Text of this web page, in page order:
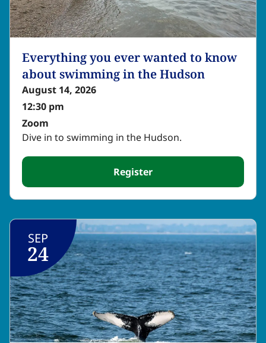
Everything you ever wanted to know
about swimming in the Hudson​​​​‌ ‍ ​‍​‍‌‍ ‌ ​‍‌‍‍‌‌‍‌ ‌‍‍‌‌‍ ‍​‍​‍​ ‍‍​‍​‍‌ ​ ‌‍​‌‌‍ ‍‌‍‍‌‌ ‌​‌ ‍‌​‍ ‍‌‍‍‌‌‍ ​‍​‍​‍ ​​‍​‍‌‍‍​‌ ​‍‌‍‌‌‌‍‌‍​‍​‍​ ‍‍​‍​‍‌‍‍​‌ ‌​‌ ‌​‌ ​​‌ ​ ​ ‍‍​‍ ​‍ ‌‍​ ‌‍ ‌‌ ​ ​‍ ‍‌‍ ‌‌‍​‌‌‍‍‌‌‍ ‍​‍ ‍​ ​‍​ ​​​ ​‍​ ‌​‌ ​‍‌‍‌‌‌‍‌​‌‍‌‌‌ ​ ‌‍‍‌‌‍‌ ‌‍ ‍​‍ ‍‌ ​‍‌‍‍‌‌ ‌‍‌‍‌‌‌ ​‍‌‍‍ ‌‍‌‌‌‍‌‌‌ ​​‌‍‌‌‌ ​‍​‍ ‍‌‍ ‌ ​‍‌‍‌ ​‍ ‌‍‍‌‌‍ ‍‌ ‌​‌‍‌‌‌‍ ‍‌ ‌​​‍ ‌‍‌‌‌‍‌​‌‍‍‌‌ ‌​​‍ ‌‍ ‌‌‍ ‌‍‌​‌‍‌‌​ ‌‌ ​​‌ ​‍‌‍‌‌‌ ​ ‌‍‌‌‌‍ ‍‌ ‌​‌‍​‌‌ ‌​‌‍‍‌‌‍ ‌‍ ‍​ ‍ ‌‍‍‌‌‍‌​​ ‌‌‍​ ​ ​‌‌‍‌​​ ‍‌‌‍​‍​ ‌‍​ ‌‍​ ​​​‍ ‌​ ‌​‌‍​‌‌‍​‌‌‍‌​​‍ ‌​ ‌​​ ​‌​ ‍‌‌‍​ ​‍ ‌​ ‍​‌‍​ ​ ​‌‌‍​ ​‍ ‌‌‍‌‍‌‍​‍​ ​‌​ ‍‌​ ‌ ​ ​‌​ ​‌​ ‌‍‌‍​ ‌‍‌‍​ ‌ ​ ‍​​ ‍ ‌ ‌​‌ ‍‌‌ ​​‌‍‌‌​ ‌‌‍‌‌‌ ‌‍‌‍‌‌‌‍ ‍‌ ‌​​ ‍ ‌ ​​‌‍​‌‌ ‌​‌‍‍​​ ‌‌ ‌​‌‍‍‌‌ ‌​‌‍ ​‌‍‌‌​ ‌‍​‍‌‍​‌‌ ​ ‌‍‌‌‌‌‌‌‌ ​‍‌‍ ​​ ‌‌‍‍​‌ ‌​‌ ‌​‌ ​​‌ ​ ​‍‌‌​ ​ ‌​​‌​‍‌‌​ ​‍‌​‌‍​‍‌‌​ ​‍‌​‌‍‌‍​ ‌‍ ‌‌ ​ ​‍ ‍‌‍ ‌‌‍​‌‌‍‍‌‌‍ ‍​‍ ‍​ ​‍​ ​​​ ​‍​ ‌​‌ ​‍‌‍‌‌‌‍‌​‌‍‌‌‌ ​ ‌‍‍‌‌‍‌ ‌‍ ‍​‍ ‍‌ ​‍‌‍‍‌‌ ‌‍‌‍‌‌‌ ​‍‌‍‍ ‌‍‌‌‌‍‌‌‌ ​​‌‍‌‌‌ ​‍​‍ ‍‌‍ ‌ ​‍‌‍‌ ​‍‌‍‌‍‍‌‌‍‌​​ ‌‌‍​ ​ ​‌‌‍‌​​ ‍‌‌‍​‍​ ‌‍​ ‌‍​ ​​​‍ ‌​ ‌​‌‍​‌‌‍​‌‌‍‌​​‍ ‌​ ‌​​ ​‌​ ‍‌‌‍​ ​‍ ‌​ ‍​‌‍​ ​ ​‌‌‍​ ​‍ ‌‌‍‌‍‌‍​‍​ ​‌​ ‍‌​ ‌ ​ ​‌​ ​‌​ ‌‍‌‍​ ‌‍‌‍​ ‌ ​ ‍​​‍‌‍‌ ‌​‌ ‍‌‌ ​​‌‍‌‌​ ‌‌‍‌‌‌ ‌‍‌‍‌‌‌‍ ‍‌ ‌​​‍‌‍‌ ​​‌‍​‌‌ ‌​‌‍‍​​ ‌‌ ‌​‌‍‍‌‌ ‌​‌‍ ​‌‍‌‌​‍‌‍‌ ​​‌‍‌‌‌ ​‍‌ ​ ‌ ​​‌‍‌‌‌‍​ ‌ ‌​‌‍‍‌‌ ‌‍‌‍‌‌​ ‌‌ ​​‌ ‌‌‌‍​‍‌‍ ​‌‍‍‌‌ ​ ‌‍‍​‌‍‌‌‌‍‌​​‍​‍‌ ‌
August 14, 2026
12:30 pm​​​​‌ ‍ ​‍​‍‌‍ ‌ ​‍‌‍‍‌‌‍‌ ‌‍‍‌‌‍ ‍​‍​‍​ ‍‍​‍​‍‌ ​ ‌‍​‌‌‍ ‍‌‍‍‌‌ ‌​‌ ‍‌​‍ ‍‌‍‍‌‌‍ ​‍​‍​‍ ​​‍​‍‌‍‍​‌ ​‍‌‍‌‌‌‍‌‍​‍​‍​ ‍‍​‍​‍‌‍‍​‌ ‌​‌ ‌​‌ ​​‌ ​ ​ ‍‍​‍ ​‍ ‌‍​ ‌‍ ‌‌ ​ ​‍ ‍‌‍ ‌‌‍​‌‌‍‍‌‌‍ ‍​‍ ‍​ ​‍​ ​​​ ​‍​ ‌​‌ ​‍‌‍‌‌‌‍‌​‌‍‌‌‌ ​ ‌‍‍‌‌‍‌ ‌‍ ‍​‍ ‍‌ ​‍‌‍‍‌‌ ‌‍‌‍‌‌‌ ​‍‌‍‍ ‌‍‌‌‌‍‌‌‌ ​​‌‍‌‌‌ ​‍​‍ ‍‌‍ ‌ ​‍‌‍‌ ​‍ ‌‍‍‌‌‍ ‍‌ ‌​‌‍‌‌‌‍ ‍‌ ‌​​‍ ‌‍‌‌‌‍‌​‌‍‍‌‌ ‌​​‍ ‌‍ ‌‌‍ ‌‍‌​‌‍‌‌​ ‌‌ ​​‌ ​‍‌‍‌‌‌ ​ ‌‍‌‌‌‍ ‍‌ ‌​‌‍​‌‌ ‌​‌‍‍‌‌‍ ‌‍ ‍​ ‍ ‌‍‍‌‌‍‌​​ ‌‌‍​ ​ ​‌‌‍‌​​ ‍‌‌‍​‍​ ‌‍​ ‌‍​ ​​​‍ ‌​ ‌​‌‍​‌‌‍​‌‌‍‌​​‍ ‌​ ‌​​ ​‌​ ‍‌‌‍​ ​‍ ‌​ ‍​‌‍​ ​ ​‌‌‍​ ​‍ ‌‌‍‌‍‌‍​‍​ ​‌​ ‍‌​ ‌ ​ ​‌​ ​‌​ ‌‍‌‍​ ‌‍‌‍​ ‌ ​ ‍​​ ‍ ‌ ‌​‌ ‍‌‌ ​​‌‍‌‌​ ‌‌‍‌‌‌ ‌‍‌‍‌‌‌‍ ‍‌ ‌​​ ‍ ‌ ​​‌‍​‌‌ ‌​‌‍‍​​ ‌‌ ​ ‌ ‌​‌‍​‌‌ ​‍‌ ‌​‌‌‌​‌‍‍‌‌‍ ‌‌‍‌‌​ ‌‍​‍‌‍​‌‌ ​ ‌‍‌‌‌‌‌‌‌ ​‍‌‍ ​​ ‌‌‍‍​‌ ‌​‌ ‌​‌ ​​‌ ​ ​‍‌‌​ ​ ‌​​‌​‍‌‌​ ​‍‌​‌‍​‍‌‌​ ​‍‌​‌‍‌‍​ ‌‍ ‌‌ ​ ​‍ ‍‌‍ ‌‌‍​‌‌‍‍‌‌‍ ‍​‍ ‍​ ​‍​ ​​​ ​‍​ ‌​‌ ​‍‌‍‌‌‌‍‌​‌‍‌‌‌ ​ ‌‍‍‌‌‍‌ ‌‍ ‍​‍ ‍‌ ​‍‌‍‍‌‌ ‌‍‌‍‌‌‌ ​‍‌‍‍ ‌‍‌‌‌‍‌‌‌ ​​‌‍‌‌‌ ​‍​‍ ‍‌‍ ‌ ​‍‌‍‌ ​‍‌‍‌‍‍‌‌‍‌​​ ‌‌‍​ ​ ​‌‌‍‌​​ ‍‌‌‍​‍​ ‌‍​ ‌‍​ ​​​‍ ‌​ ‌​‌‍​‌‌‍​‌‌‍‌​​‍ ‌​ ‌​​ ​‌​ ‍‌‌‍​ ​‍ ‌​ ‍​‌‍​ ​ ​‌‌‍​ ​‍ ‌‌‍‌‍‌‍​‍​ ​‌​ ‍‌​ ‌ ​ ​‌​ ​‌​ ‌‍‌‍​ ‌‍‌‍​ ‌ ​ ‍​​‍‌‍‌ ‌​‌ ‍‌‌ ​​‌‍‌‌​ ‌‌‍‌‌‌ ‌‍‌‍‌‌‌‍ ‍‌ ‌​​‍‌‍‌ ​​‌‍​‌‌ ‌​‌‍‍​​ ‌‌ ​ ‌ ‌​‌‍​‌‌ ​‍‌ ‌​‌‌‌​‌‍‍‌‌‍ ‌‌‍‌‌​‍‌‍‌ ​​‌‍‌‌‌ ​‍‌ ​ ‌ ​​‌‍‌‌‌‍​ ‌ ‌​‌‍‍‌‌ ‌‍‌‍‌‌​ ‌‌ ​​‌ ‌‌‌‍​‍‌‍ ​‌‍‍‌‌ ​ ‌‍‍​‌‍‌‌‌‍‌​​‍​‍‌ ‌
Zoom​​​​‌ ‍ ​‍​‍‌‍ ‌ ​‍‌‍‍‌‌‍‌ ‌‍‍‌‌‍ ‍​‍​‍​ ‍‍​‍​‍‌ ​ ‌‍​‌‌‍ ‍‌‍‍‌‌ ‌​‌ ‍‌​‍ ‍‌‍‍‌‌‍ ​‍​‍​‍ ​​‍​‍‌‍‍​‌ ​‍‌‍‌‌‌‍‌‍​‍​‍​ ‍‍​‍​‍‌‍‍​‌ ‌​‌ ‌​‌ ​​‌ ​ ​ ‍‍​‍ ​‍ ‌‍​ ‌‍ ‌‌ ​ ​‍ ‍‌‍ ‌‌‍​‌‌‍‍‌‌‍ ‍​‍ ‍​ ​‍​ ​​​ ​‍​ ‌​‌ ​‍‌‍‌‌‌‍‌​‌‍‌‌‌ ​ ‌‍‍‌‌‍‌ ‌‍ ‍​‍ ‍‌ ​‍‌‍‍‌‌ ‌‍‌‍‌‌‌ ​‍‌‍‍ ‌‍‌‌‌‍‌‌‌ ​​‌‍‌‌‌ ​‍​‍ ‍‌‍ ‌ ​‍‌‍‌ ​‍ ‌‍‍‌‌‍ ‍‌ ‌​‌‍‌‌‌‍ ‍‌ ‌​​‍ ‌‍‌‌‌‍‌​‌‍‍‌‌ ‌​​‍ ‌‍ ‌‌‍ ‌‍‌​‌‍‌‌​ ‌‌ ​​‌ ​‍‌‍‌‌‌ ​ ‌‍‌‌‌‍ ‍‌ ‌​‌‍​‌‌ ‌​‌‍‍‌‌‍ ‌‍ ‍​ ‍ ‌‍‍‌‌‍‌​​ ‌‌‍​ ​ ​‌‌‍‌​​ ‍‌‌‍​‍​ ‌‍​ ‌‍​ ​​​‍ ‌​ ‌​‌‍​‌‌‍​‌‌‍‌​​‍ ‌​ ‌​​ ​‌​ ‍‌‌‍​ ​‍ ‌​ ‍​‌‍​ ​ ​‌‌‍​ ​‍ ‌‌‍‌‍‌‍​‍​ ​‌​ ‍‌​ ‌ ​ ​‌​ ​‌​ ‌‍‌‍​ ‌‍‌‍​ ‌ ​ ‍​​ ‍ ‌ ‌​‌ ‍‌‌ ​​‌‍‌‌​ ‌‌‍‌‌‌ ‌‍‌‍‌‌‌‍ ‍‌ ‌​​ ‍ ‌ ​​‌‍​‌‌ ‌​‌‍‍​​ ‌‌‍ ​‌‍ ‌‍​ ‌‍​‌‌ ‌​‌‍‍‌‌‍ ‌‍ ‍​‍ ‍‌ ‌​‌‍‍‌‌ ‌​‌‍ ​‌‍‌‌​ ‌‍​‍‌‍​‌‌ ​ ‌‍‌‌‌‌‌‌‌ ​‍‌‍ ​​ ‌‌‍‍​‌ ‌​‌ ‌​‌ ​​‌ ​ ​‍‌‌​ ​ ‌​​‌​‍‌‌​ ​‍‌​‌‍​‍‌‌​ ​‍‌​‌‍‌‍​ ‌‍ ‌‌ ​ ​‍ ‍‌‍ ‌‌‍​‌‌‍‍‌‌‍ ‍​‍ ‍​ ​‍​ ​​​ ​‍​ ‌​‌ ​‍‌‍‌‌‌‍‌​‌‍‌‌‌ ​ ‌‍‍‌‌‍‌ ‌‍ ‍​‍ ‍‌ ​‍‌‍‍‌‌ ‌‍‌‍‌‌‌ ​‍‌‍‍ ‌‍‌‌‌‍‌‌‌ ​​‌‍‌‌‌ ​‍​‍ ‍‌‍ ‌ ​‍‌‍‌ ​‍‌‍‌‍‍‌‌‍‌​​ ‌‌‍​ ​ ​‌‌‍‌​​ ‍‌‌‍​‍​ ‌‍​ ‌‍​ ​​​‍ ‌​ ‌​‌‍​‌‌‍​‌‌‍‌​​‍ ‌​ ‌​​ ​‌​ ‍‌‌‍​ ​‍ ‌​ ‍​‌‍​ ​ ​‌‌‍​ ​‍ ‌‌‍‌‍‌‍​‍​ ​‌​ ‍‌​ ‌ ​ ​‌​ ​‌​ ‌‍‌‍​ ‌‍‌‍​ ‌ ​ ‍​​‍‌‍‌ ‌​‌ ‍‌‌ ​​‌‍‌‌​ ‌‌‍‌‌‌ ‌‍‌‍‌‌‌‍ ‍‌ ‌​​‍‌‍‌ ​​‌‍​‌‌ ‌​‌‍‍​​ ‌‌‍ ​‌‍ ‌‍​ ‌‍​‌‌ ‌​‌‍‍‌‌‍ ‌‍ ‍​‍ ‍‌ ‌​‌‍‍‌‌ ‌​‌‍ ​‌‍‌‌​‍‌‍‌ ​​‌‍‌‌‌ ​‍‌ ​ ‌ ​​‌‍‌‌‌‍​ ‌ ‌​‌‍‍‌‌ ‌‍‌‍‌‌​ ‌‌ ​​‌ ‌‌‌‍​‍‌‍ ​‌‍‍‌‌ ​ ‌‍‍​‌‍‌‌‌‍‌​​‍​‍‌ ‌
Dive in to swimming in the Hudson.​​​​‌ ‍ ​‍​‍‌‍ ‌ ​‍‌‍‍‌‌‍‌ ‌‍‍‌‌‍ ‍​‍​‍​ ‍‍​‍​‍‌ ​ ‌‍​‌‌‍ ‍‌‍‍‌‌ ‌​‌ ‍‌​‍ ‍‌‍‍‌‌‍ ​‍​‍​‍ ​​‍​‍‌‍‍​‌ ​‍‌‍‌‌‌‍‌‍​‍​‍​ ‍‍​‍​‍‌‍‍​‌ ‌​‌ ‌​‌ ​​‌ ​ ​ ‍‍​‍ ​‍ ‌‍​ ‌‍ ‌‌ ​ ​‍ ‍‌‍ ‌‌‍​‌‌‍‍‌‌‍ ‍​‍ ‍​ ​‍​ ​​​ ​‍​ ‌​‌ ​‍‌‍‌‌‌‍‌​‌‍‌‌‌ ​ ‌‍‍‌‌‍‌ ‌‍ ‍​‍ ‍‌ ​‍‌‍‍‌‌ ‌‍‌‍‌‌‌ ​‍‌‍‍ ‌‍‌‌‌‍‌‌‌ ​​‌‍‌‌‌ ​‍​‍ ‍‌‍ ‌ ​‍‌‍‌ ​‍ ‌‍‍‌‌‍ ‍‌ ‌​‌‍‌‌‌‍ ‍‌ ‌​​‍ ‌‍‌‌‌‍‌​‌‍‍‌‌ ‌​​‍ ‌‍ ‌‌‍ ‌‍‌​‌‍‌‌​ ‌‌ ​​‌ ​‍‌‍‌‌‌ ​ ‌‍‌‌‌‍ ‍‌ ‌​‌‍​‌‌ ‌​‌‍‍‌‌‍ ‌‍ ‍​ ‍ ‌‍‍‌‌‍‌​​ ‌‌‍​ ​ ​‌‌‍‌​​ ‍‌‌‍​‍​ ‌‍​ ‌‍​ ​​​‍ ‌​ ‌​‌‍​‌‌‍​‌‌‍‌​​‍ ‌​ ‌​​ ​‌​ ‍‌‌‍​ ​‍ ‌​ ‍​‌‍​ ​ ​‌‌‍​ ​‍ ‌‌‍‌‍‌‍​‍​ ​‌​ ‍‌​ ‌ ​ ​‌​ ​‌​ ‌‍‌‍​ ‌‍‌‍​ ‌ ​ ‍​​ ‍ ‌ ‌​‌ ‍‌‌ ​​‌‍‌‌​ ‌‌‍‌‌‌ ‌‍‌‍‌‌‌‍ ‍‌ ‌​​ ‍ ‌ ​​‌‍​‌‌ ‌​‌‍‍​​ ‌‌ ​ ‌‍‍​‌‍ ‌ ​‍‌ ‌​‌​‌​‌‍‌‌‌ ​ ‌‍​ ‌ ​‍‌‍‍‌‌ ​​‌ ‌​‌‍‍‌‌‍ ‌‍ ‍​ ‌‍​‍‌‍​‌‌ ​ ‌‍‌‌‌‌‌‌‌ ​‍‌‍ ​​ ‌‌‍‍​‌ ‌​‌ ‌​‌ ​​‌ ​ ​‍‌‌​ ​ ‌​​‌​‍‌‌​ ​‍‌​‌‍​‍‌‌​ ​‍‌​‌‍‌‍​ ‌‍ ‌‌ ​ ​‍ ‍‌‍ ‌‌‍​‌‌‍‍‌‌‍ ‍​‍ ‍​ ​‍​ ​​​ ​‍​ ‌​‌ ​‍‌‍‌‌‌‍‌​‌‍‌‌‌ ​ ‌‍‍‌‌‍‌ ‌‍ ‍​‍ ‍‌ ​‍‌‍‍‌‌ ‌‍‌‍‌‌‌ ​‍‌‍‍ ‌‍‌‌‌‍‌‌‌ ​​‌‍‌‌‌ ​‍​‍ ‍‌‍ ‌ ​‍‌‍‌ ​‍‌‍‌‍‍‌‌‍‌​​ ‌‌‍​ ​ ​‌‌‍‌​​ ‍‌‌‍​‍​ ‌‍​ ‌‍​ ​​​‍ ‌​ ‌​‌‍​‌‌‍​‌‌‍‌​​‍ ‌​ ‌​​ ​‌​ ‍‌‌‍​ ​‍ ‌​ ‍​‌‍​ ​ ​‌‌‍​ ​‍ ‌‌‍‌‍‌‍​‍​ ​‌​ ‍‌​ ‌ ​ ​‌​ ​‌​ ‌‍‌‍​ ‌‍‌‍​ ‌ ​ ‍​​‍‌‍‌ ‌​‌ ‍‌‌ ​​‌‍‌‌​ ‌‌‍‌‌‌ ‌‍‌‍‌‌‌‍ ‍‌ ‌​​‍‌‍‌ ​​‌‍​‌‌ ‌​‌‍‍​​ ‌‌ ​ ‌‍‍​‌‍ ‌ ​‍‌ ‌​‌​‌​‌‍‌‌‌ ​ ‌‍​ ‌ ​‍‌‍‍‌‌ ​​‌ ‌​‌‍‍‌‌‍ ‌‍ ‍​‍‌‍‌ ​​‌‍‌‌‌ ​‍‌ ​ ‌ ​​‌‍‌‌‌‍​ ‌ ‌​‌‍‍‌‌ ‌‍‌‍‌‌​ ‌‌ ​​‌ ‌‌‌‍​‍‌‍ ​‌‍‍‌‌ ​ ‌‍‍​‌‍‌‌‌‍‌​​‍​‍‌ ‌
Register​​​​‌ ‍ ​‍​‍‌‍ ‌ ​‍‌‍‍‌‌‍‌ ‌‍‍‌‌‍ ‍​‍​‍​ ‍‍​‍​‍‌ ​ ‌‍​‌‌‍ ‍‌‍‍‌‌ ‌​‌ ‍‌​‍ ‍‌‍‍‌‌‍ ​‍​‍​‍ ​​‍​‍‌‍‍​‌ ​‍‌‍‌‌‌‍‌‍​‍​‍​ ‍‍​‍​‍‌‍‍​‌ ‌​‌ ‌​‌ ​​‌ ​ ​ ‍‍​‍ ​‍ ‌‍​ ‌‍ ‌‌ ​ ​‍ ‍‌‍ ‌‌‍​‌‌‍‍‌‌‍ ‍​‍ ‍​ ​‍​ ​​​ ​‍​ ‌​‌ ​‍‌‍‌‌‌‍‌​‌‍‌‌‌ ​ ‌‍‍‌‌‍‌ ‌‍ ‍​‍ ‍‌ ​‍‌‍‍‌‌ ‌‍‌‍‌‌‌ ​‍‌‍‍ ‌‍‌‌‌‍‌‌‌ ​​‌‍‌‌‌ ​‍​‍ ‍‌‍ ‌ ​‍‌‍‌ ​‍ ‌‍‍‌‌‍ ‍‌ ‌​‌‍‌‌‌‍ ‍‌ ‌​​‍ ‌‍‌‌‌‍‌​‌‍‍‌‌ ‌​​‍ ‌‍ ‌‌‍ ‌‍‌​‌‍‌‌​ ‌‌ ​​‌ ​‍‌‍‌‌‌ ​ ‌‍‌‌‌‍ ‍‌ ‌​‌‍​‌‌ ‌​‌‍‍‌‌‍ ‌‍ ‍​ ‍ ‌‍‍‌‌‍‌​​ ‌‌‍​ ​ ​‌‌‍‌​​ ‍‌‌‍​‍​ ‌‍​ ‌‍​ ​​​‍ ‌​ ‌​‌‍​‌‌‍​‌‌‍‌​​‍ ‌​ ‌​​ ​‌​ ‍‌‌‍​ ​‍ ‌​ ‍​‌‍​ ​ ​‌‌‍​ ​‍ ‌‌‍‌‍‌‍​‍​ ​‌​ ‍‌​ ‌ ​ ​‌​ ​‌​ ‌‍‌‍​ ‌‍‌‍​ ‌ ​ ‍​​ ‍ ‌ ‌​‌ ‍‌‌ ​​‌‍‌‌​ ‌‌‍‌‌‌ ‌‍‌‍‌‌‌‍ ‍‌ ‌​​ ‍ ‌ ​​‌‍​‌‌ ‌​‌‍‍​​ ‌‌‍​‍‌ ‌‌‌ ‌​‌ ‌​‌‍ ‌‍ ‍​‍ ‍‌ ‌​‌‍‌‌‌ ‍​‌ ‌​​ ‌‍​‍‌‍​‌‌ ​ ‌‍‌‌‌‌‌‌‌ ​‍‌‍ ​​ ‌‌‍‍​‌ ‌​‌ ‌​‌ ​​‌ ​ ​‍‌‌​ ​ ‌​​‌​‍‌‌​ ​‍‌​‌‍​‍‌‌​ ​‍‌​‌‍‌‍​ ‌‍ ‌‌ ​ ​‍ ‍‌‍ ‌‌‍​‌‌‍‍‌‌‍ ‍​‍ ‍​ ​‍​ ​​​ ​‍​ ‌​‌ ​‍‌‍‌‌‌‍‌​‌‍‌‌‌ ​ ‌‍‍‌‌‍‌ ‌‍ ‍​‍ ‍‌ ​‍‌‍‍‌‌ ‌‍‌‍‌‌‌ ​‍‌‍‍ ‌‍‌‌‌‍‌‌‌ ​​‌‍‌‌‌ ​‍​‍ ‍‌‍ ‌ ​‍‌‍‌ ​‍‌‍‌‍‍‌‌‍‌​​ ‌‌‍​ ​ ​‌‌‍‌​​ ‍‌‌‍​‍​ ‌‍​ ‌‍​ ​​​‍ ‌​ ‌​‌‍​‌‌‍​‌‌‍‌​​‍ ‌​ ‌​​ ​‌​ ‍‌‌‍​ ​‍ ‌​ ‍​‌‍​ ​ ​‌‌‍​ ​‍ ‌‌‍‌‍‌‍​‍​ ​‌​ ‍‌​ ‌ ​ ​‌​ ​‌​ ‌‍‌‍​ ‌‍‌‍​ ‌ ​ ‍​​‍‌‍‌ ‌​‌ ‍‌‌ ​​‌‍‌‌​ ‌‌‍‌‌‌ ‌‍‌‍‌‌‌‍ ‍‌ ‌​​‍‌‍‌ ​​‌‍​‌‌ ‌​‌‍‍​​ ‌‌‍​‍‌ ‌‌‌ ‌​‌ ‌​‌‍ ‌‍ ‍​‍ ‍‌ ‌​‌‍‌‌‌ ‍​‌ ‌​​‍‌‍‌ ​​‌‍‌‌‌ ​‍‌ ​ ‌ ​​‌‍‌‌‌‍​ ‌ ‌​‌‍‍‌‌ ‌‍‌‍‌‌​ ‌‌ ​​‌ ‌‌‌‍​‍‌‍ ​‌‍‍‌‌ ​ ‌‍‍​‌‍‌‌‌‍‌​​‍​‍‌ ‌
SEP
24